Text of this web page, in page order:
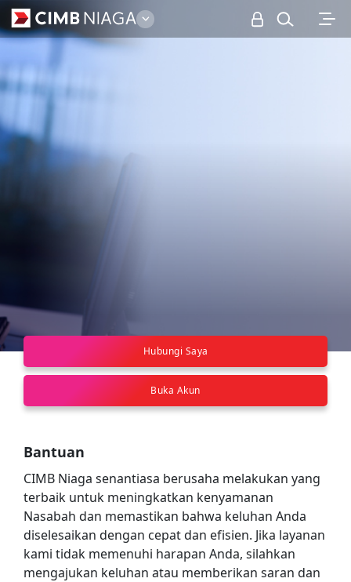
Personal
Bantuan
CIMB Niaga senantiasa berusaha melakukan yang
terbaik untuk meningkatkan kenyamanan
Nasabah dan memastikan bahwa keluhan Anda
diselesaikan dengan cepat dan efisien. Jika layanan
kami tidak memenuhi harapan Anda, silahkan
mengajukan keluhan atau memberikan saran dan
Hubungi Saya
Buka Akun